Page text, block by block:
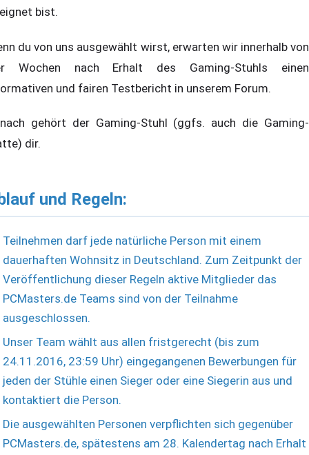
bist.
du von uns ausgewählt wirst, erwarten wir innerhalb von
Wochen nach Erhalt des Gaming-Stuhls einen
und fairen Testbericht in unserem Forum.
gehört der Gaming-Stuhl (ggfs. auch die Gaming-
dir.
und Regeln:
Teilnehmen darf jede natürliche Person mit einem
dauerhaften Wohnsitz in Deutschland. Zum Zeitpunkt der
Veröffentlichung dieser Regeln aktive Mitglieder das
PCMasters.de Teams sind von der Teilnahme
ausgeschlossen.
Unser Team wählt aus allen fristgerecht (bis zum
24.11.2016, 23:59 Uhr) eingegangenen Bewerbungen für
jeden der Stühle einen Sieger oder eine Siegerin aus und
kontaktiert die Person.
Die ausgewählten Personen verpflichten sich gegenüber
PCMasters.de, spätestens am 28. Kalendertag nach Erhalt